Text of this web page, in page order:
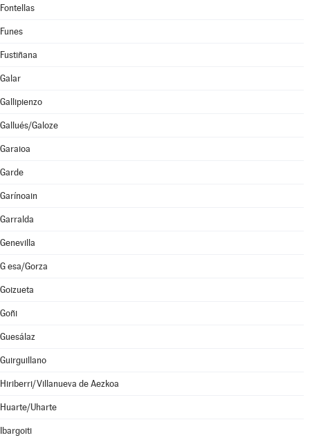
Fontellas
Funes
Fustiñana
Galar
Gallipienzo
Gallués/Galoze
Garaioa
Garde
Garínoain
Garralda
Genevilla
G esa/Gorza
Goizueta
Goñi
Guesálaz
Guirguillano
Hiriberri/Villanueva de Aezkoa
Huarte/Uharte
Ibargoiti